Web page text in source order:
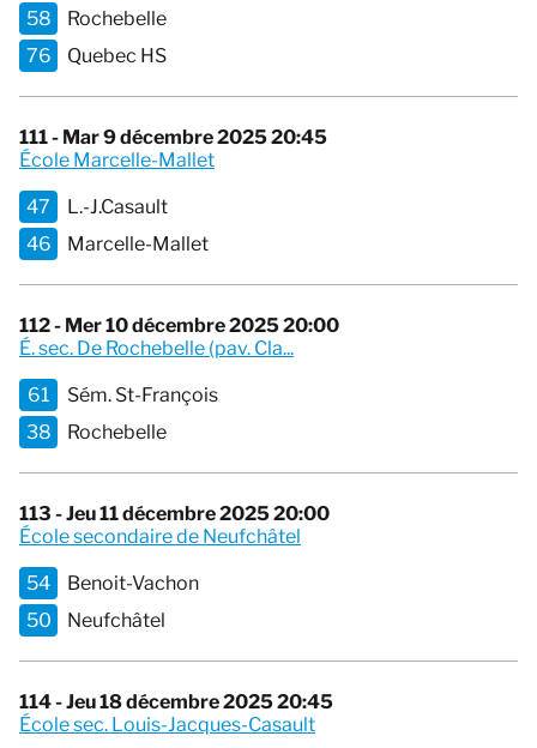
58
Rochebelle
76
Quebec HS
111 - Mar 9 décembre 2025 20:45
École Marcelle-Mallet
47
L.-J.Casault
46
Marcelle-Mallet
112 - Mer 10 décembre 2025 20:00
É. sec. De Rochebelle (pav. Cla...
61
Sém. St-François
38
Rochebelle
113 - Jeu 11 décembre 2025 20:00
École secondaire de Neufchâtel
54
Benoit-Vachon
50
Neufchâtel
114 - Jeu 18 décembre 2025 20:45
École sec. Louis-Jacques-Casault